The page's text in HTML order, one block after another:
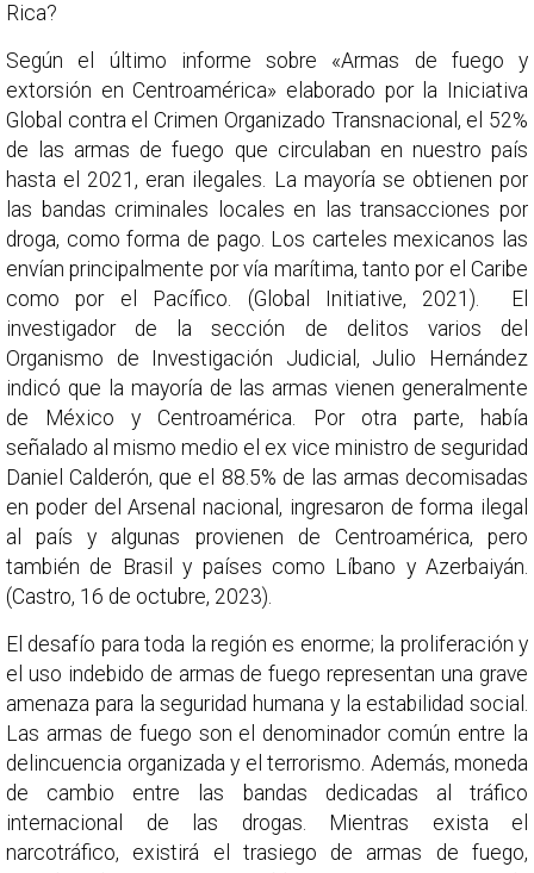
Rica?
Según el último informe sobre «Armas de fuego y
extorsión en Centroamérica» elaborado por la Iniciativa
Global contra el Crimen Organizado Transnacional, el 52%
de las armas de fuego que circulaban en nuestro país
hasta el 2021, eran ilegales. La mayoría se obtienen por
las bandas criminales locales en las transacciones por
droga, como forma de pago. Los carteles mexicanos las
envían principalmente por vía marítima, tanto por el Caribe
como por el Pacífico. (Global Initiative, 2021). El
investigador de la sección de delitos varios del
Organismo de Investigación Judicial, Julio Hernández
indicó que la mayoría de las armas vienen generalmente
de México y Centroamérica. Por otra parte, había
señalado al mismo medio el ex vice ministro de seguridad
Daniel Calderón, que el 88.5% de las armas decomisadas
en poder del Arsenal nacional, ingresaron de forma ilegal
al país y algunas provienen de Centroamérica, pero
también de Brasil y países como Líbano y Azerbaiyán.
(Castro, 16 de octubre, 2023).
El desafío para toda la región es enorme; la proliferación y
el uso indebido de armas de fuego representan una grave
amenaza para la seguridad humana y la estabilidad social.
Las armas de fuego son el denominador común entre la
delincuencia organizada y el terrorismo. Además, moneda
de cambio entre las bandas dedicadas al tráfico
internacional de las drogas. Mientras exista el
narcotráfico, existirá el trasiego de armas de fuego,